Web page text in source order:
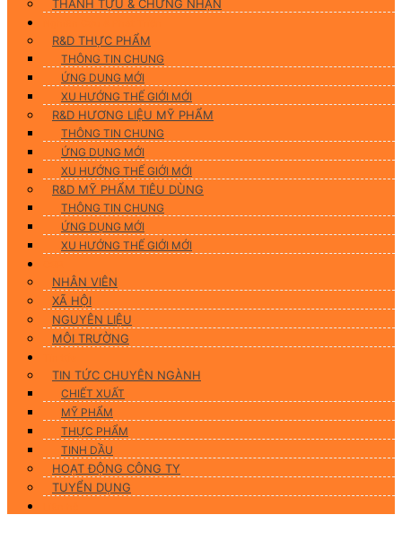
THÀNH TỰU & CHỨNG NHẬN
R&D THỰC PHẨM
THÔNG TIN CHUNG
ỨNG DUNG MỚI
XU HƯỚNG THẾ GIỚI MỚI
R&D HƯƠNG LIỆU MỸ PHẨM
THÔNG TIN CHUNG
ỨNG DỤNG MỚI
XU HƯỚNG THẾ GIỚI MỚI
R&D MỸ PHẨM TIÊU DÙNG
THÔNG TIN CHUNG
ỨNG DỤNG MỚI
XU HƯỚNG THẾ GIỚI MỚI
NHÂN VIÊN
XÃ HỘI
NGUYÊN LIỆU
MÔI TRƯỜNG
TIN TỨC CHUYÊN NGÀNH
CHIẾT XUẤT
MỸ PHẨM
THỰC PHẨM
TINH DẦU
HOẠT ĐỘNG CÔNG TY
TUYỂN DỤNG